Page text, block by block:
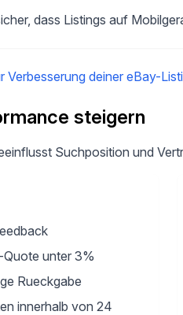
dass Listings auf
deiner eBay-
steigern
Suchposition und
unter 3%
Rueckgabe
innerhalb von 24